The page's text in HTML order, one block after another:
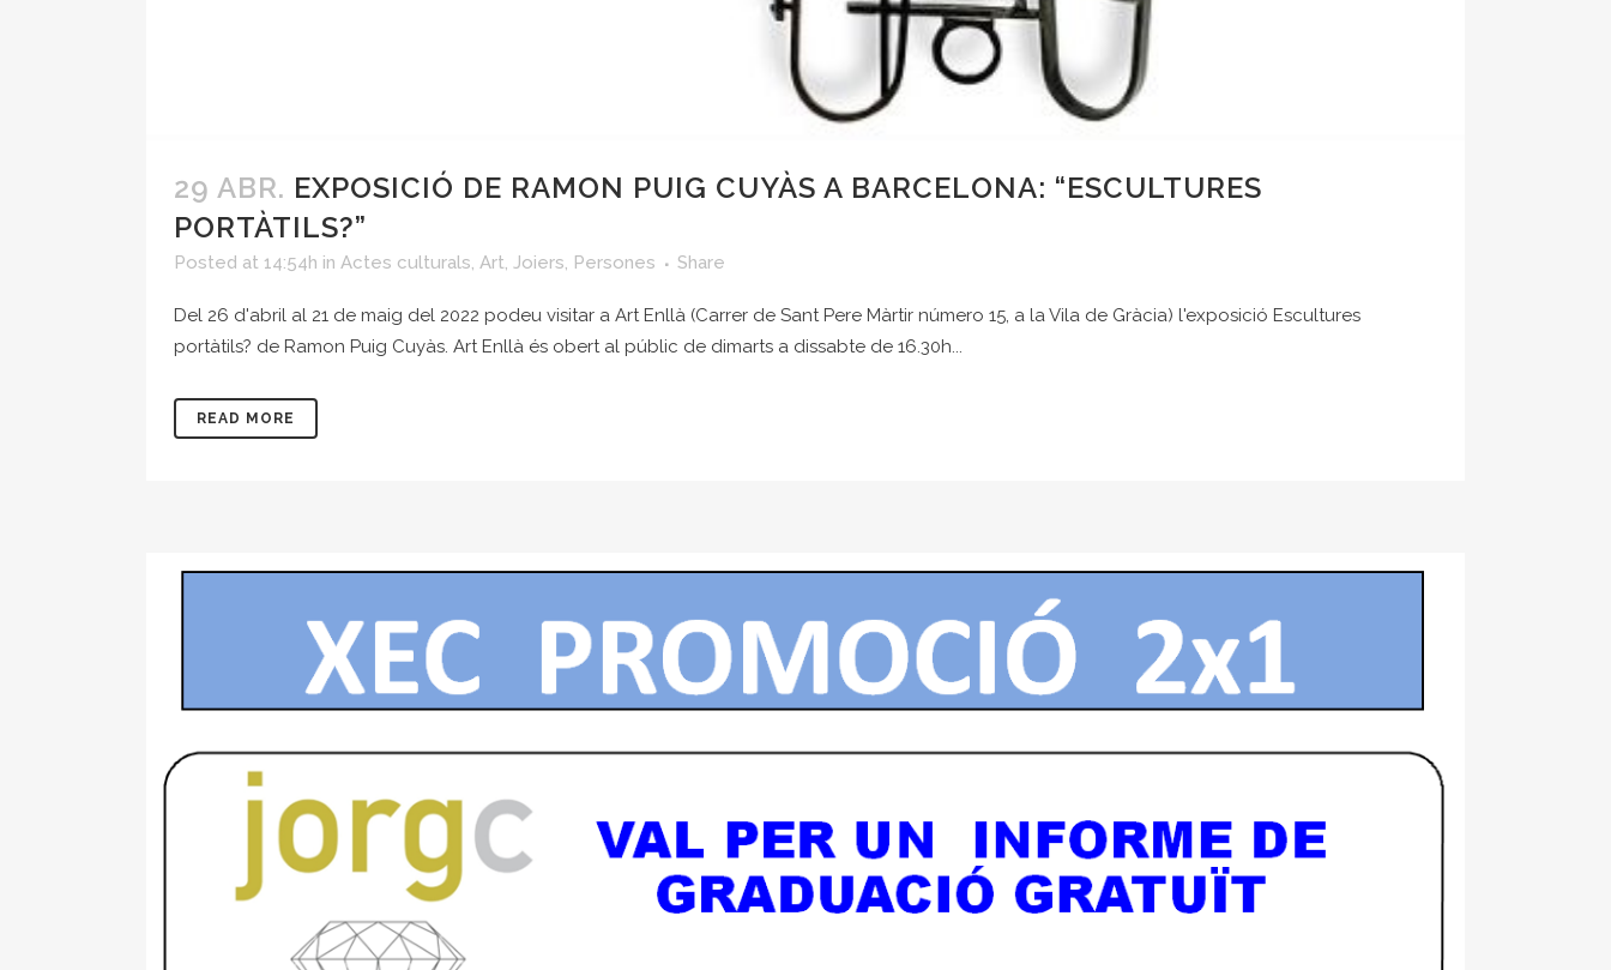
29 ABR. EXPOSICIÓ DE RAMON PUIG CUYÀS A BARCELONA: “ESCULTURES
PORTÀTILS?”
Posted at 14:54h in Actes culturals, Art, Joiers, Persones Share
Del 26 d'abril al 21 de maig del 2022 podeu visitar a Art Enllà (Carrer de Sant Pere Màrtir número 15, a la Vila de Gràcia) l'exposició Escultures
portàtils? de Ramon Puig Cuyàs. Art Enllà és obert al públic de dimarts a dissabte de 16.30h...
READ MORE